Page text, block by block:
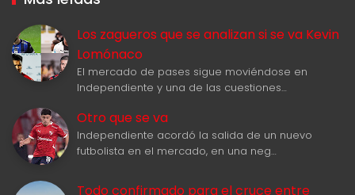
Los zagueros que se analizan si se va Kevin
Lomónaco
El mercado de pases sigue moviéndose en
Independiente y una de las cuestiones…
Otro que se va
Independiente acordó la salida de un nuevo
futbolista en el mercado, en una neg…
Todo confirmado para el cruce entre